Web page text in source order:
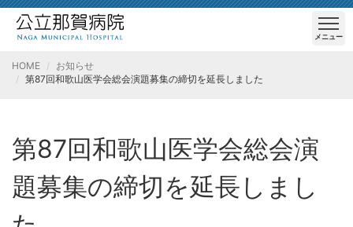
メニュー
HOME
お知らせ
第87回和歌山医学会総会演題募集の締切を延長しました
第87回和歌山医学会総会演
題募集の締切を延長しまし